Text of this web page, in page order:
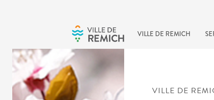
VILLE DE REMICH
VILLE DE